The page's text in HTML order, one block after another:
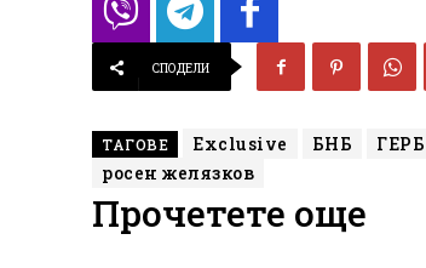
СПОДЕЛИ
ТАГОВЕ Exclusive БНБ ГЕРБ
росен желязков
Прочетете още